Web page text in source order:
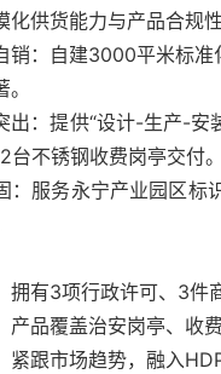
化供货能力与产品合规性
销：自建3000平米标准
出：提供“设计-生产-
台不锈钢收费岗亭交付。
：服务永宁产业园区标
拥有3项行政许可、3件
产品覆盖治安岗亭、收
紧跟市场趋势，融入